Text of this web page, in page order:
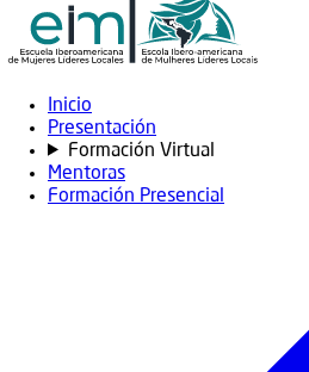
Inicio
Presentación
Formación Virtual
Mentoras
Formación Presencial